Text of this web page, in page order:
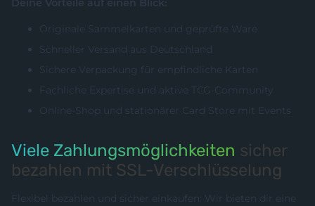
Deine Vorteile auf einen Blick:
Originale Sammelkarten und geprüfte Ware
Schneller Versand aus Deutschland
Sichere Verpackung für empfindliche Karten
Fachliche Expertise und aktive TCG-Community
Online-Shop und stationärer Card Store mit Events
Viele Zahlungsmöglichkeiten sicher
bezahlen mit SSL-Verschlüsselung
Flexibel bezahlen und sicher einkaufen: Wir bieten dir eine